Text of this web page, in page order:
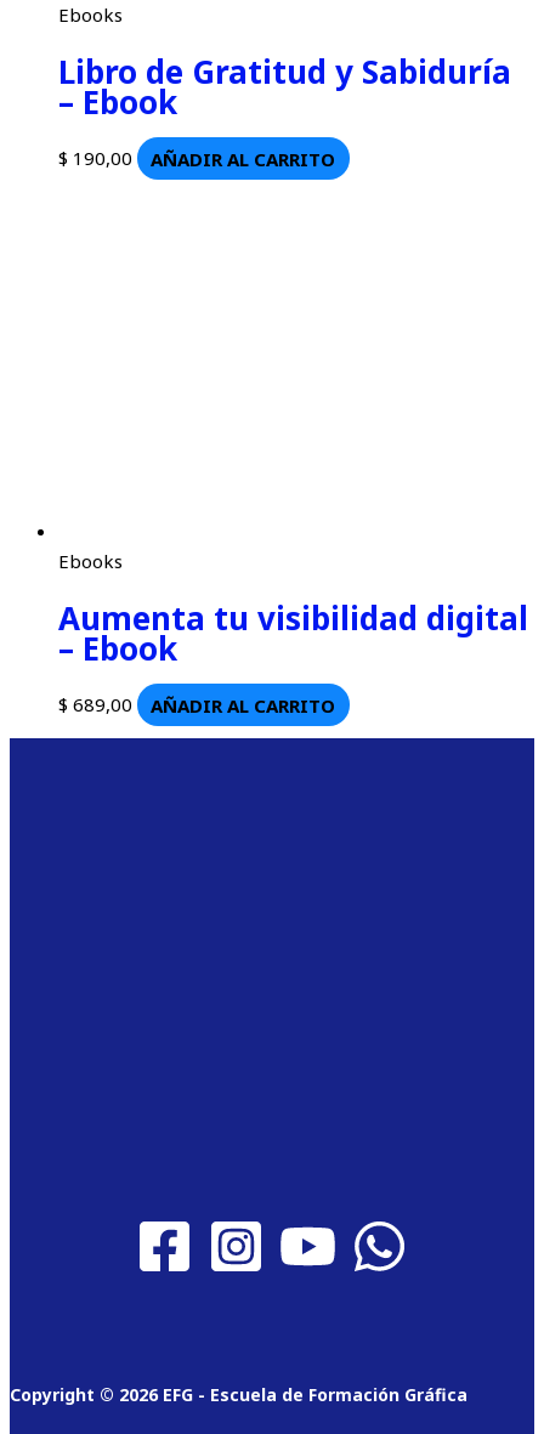
Ebooks
Libro de Gratitud y Sabiduría
– Ebook
$ 190,00 AÑADIR AL CARRITO
Ebooks
Aumenta tu visibilidad digital
– Ebook
$ 689,00 AÑADIR AL CARRITO
Copyright © 2026 EFG - Escuela de Formación Gráfica